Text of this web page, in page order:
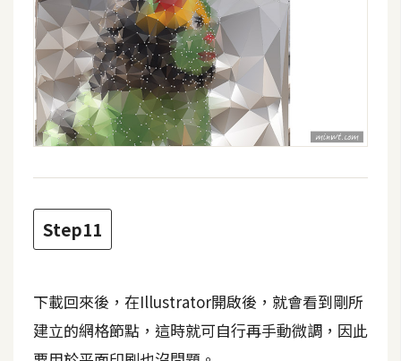
全
站
導
覽
合
作
提
案
Step11
下載回來後，在Illustrator開啟後，就會看到剛所
建立的網格節點，這時就可自行再手動微調，因此